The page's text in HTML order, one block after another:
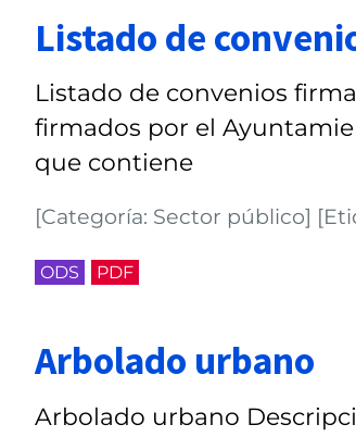
Listado de
Listado de convenios
firmados por el
que contiene
[Categoría: Sector público]
ODS PDF
Arbolado urbano
Arbolado urbano